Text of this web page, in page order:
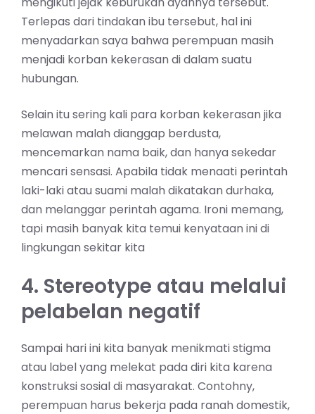
Terlepas dari tindakan ibu tersebut, hal ini
menyadarkan saya bahwa perempuan masih
menjadi korban kekerasan di dalam suatu
hubungan.
Selain itu sering kali para korban kekerasan jika
melawan malah dianggap berdusta,
mencemarkan nama baik, dan hanya sekedar
mencari sensasi. Apabila tidak menaati perintah
laki-laki atau suami malah dikatakan durhaka,
dan melanggar perintah agama. Ironi memang,
tapi masih banyak kita temui kenyataan ini di
lingkungan sekitar kita
4. Stereotype atau melalui
pelabelan negatif
Sampai hari ini kita banyak menikmati stigma
atau label yang melekat pada diri kita karena
konstruksi sosial di masyarakat. Contohny,
perempuan harus bekerja pada ranah domestik,